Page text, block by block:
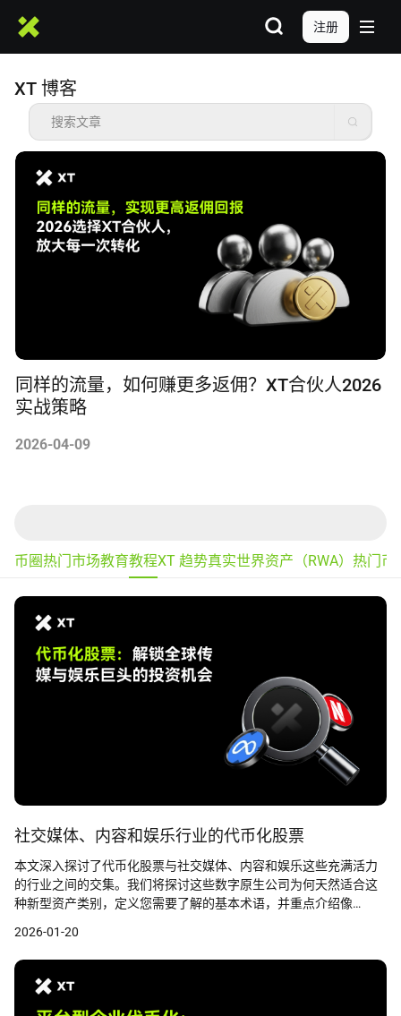
注册
XT 博客
同样的流量，如何赚更多返佣？XT合伙人2026
实战策略
2026-04-09
币圈热门市场教育教程XT 趋势真实世界资产（RWA） 热门币
社交媒体、内容和娱乐行业的代币化股票
本文深入探讨了代币化股票与社交媒体、内容和娱乐这些充满活力
的行业之间的交集。我们将探讨这些数字原生公司为何天然适合这
种新型资产类别，定义您需要了解的基本术语，并重点介绍像
2026-01-20